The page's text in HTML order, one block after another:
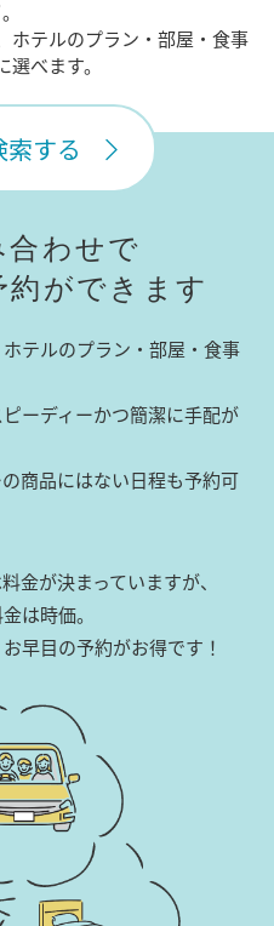
ホテルのプラン・部屋・食事
べます。
索する
合わせで
ができます
テルのプラン・部屋・食事
ーディーかつ簡潔に手配が
商品にはない日程も予約可
金が決まっていますが、
は時価。
早目の予約がお得です！